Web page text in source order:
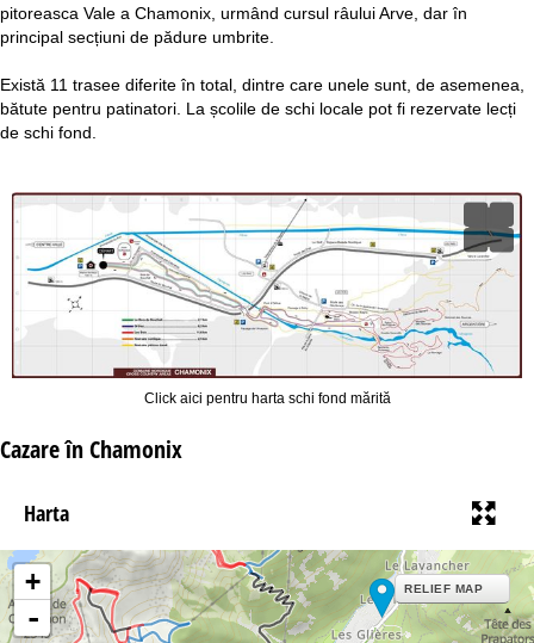
pitoreasca Vale a Chamonix, urmând cursul râului Arve, dar în
principal secțiuni de pădure umbrite.
Există 11 trasee diferite în total, dintre care unele sunt, de asemenea,
bătute pentru patinatori. La școlile de schi locale pot fi rezervate lecți
de schi fond.
Click aici pentru harta schi fond mărită
Cazare în Chamonix
Harta
+
-
RELIEF MAP